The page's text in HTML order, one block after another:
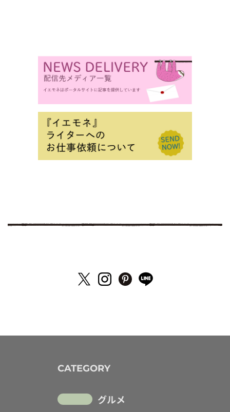
CATEGORY
グルメ